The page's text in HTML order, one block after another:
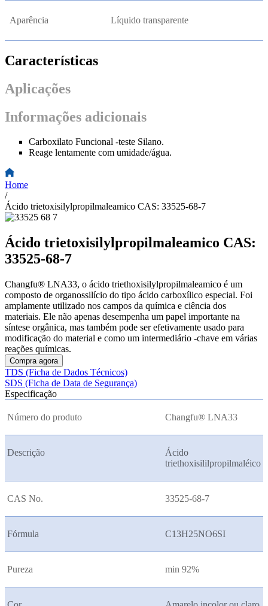
Aparência Líquido transparente
Características
Aplicações
Informações adicionais
Carboxilato Funcional -teste Silano.
Reage lentamente com umidade/água.
Home
/
Ácido trietoxisilylpropilmaleamico CAS: 33525-68-7
Ácido trietoxisilylpropilmaleamico CAS:
33525-68-7
Changfu® LNA33, o ácido triethoxisilylpropilmaleamico é um
composto de organossilício do tipo ácido carboxílico especial. Foi
amplamente utilizado nos campos da química e ciência dos
materiais. Ele não apenas desempenha um papel importante na
síntese orgânica, mas também pode ser efetivamente usado para
modificação do material e como um intermediário -chave em várias
reações químicas.
Compra agora
TDS (Ficha de Dados Técnicos)
SDS (Ficha de Data de Segurança)
Especificação
Número do produto Changfu® LNA33
Descrição
Ácido
triethoxisililpropilmaléico
CAS No. 33525-68-7
Fórmula C13H25NO6SI
Pureza min 92%